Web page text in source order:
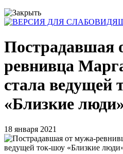
Пострадавшая
ревнивца
стала ведущей
«Близкие
18 января 2021